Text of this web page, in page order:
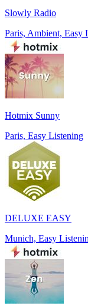
Slowly Radio
Paris, Ambient, Easy
Hotmix Sunny
Paris, Easy Listening
DELUXE EASY
Munich, Easy